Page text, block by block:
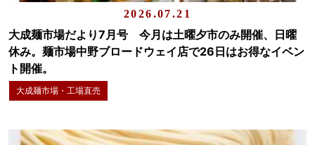
2026.07.21
大成麺市場だより7月号 今月は土曜夕市のみ開催、日曜
休み。麺市場中野ブロードウェイ店で26日はお得なイベン
ト開催。
大成麺市場・工場直売